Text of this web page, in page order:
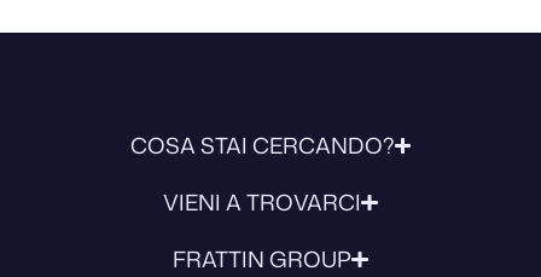
COSA STAI CERCANDO?
VIENI A TROVARCI
FRATTIN GROUP